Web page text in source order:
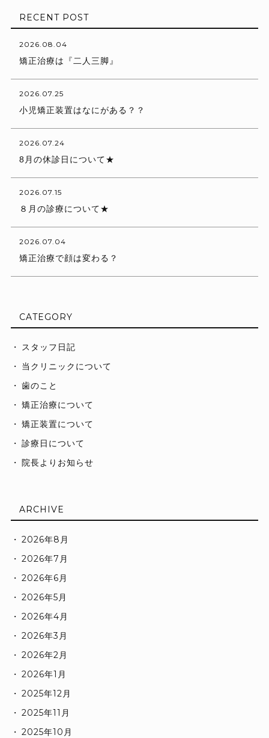
RECENT POST
2026.08.04
矯正治療は『二人三脚』
2026.07.25
小児矯正装置はなにがある？？
2026.07.24
8月の休診日について★
2026.07.15
８月の診療について★
2026.07.04
矯正治療で顔は変わる？
CATEGORY
スタッフ日記
当クリニックについて
歯のこと
矯正治療について
矯正装置について
診療日について
院長よりお知らせ
ARCHIVE
2026年8月
2026年7月
2026年6月
2026年5月
2026年4月
2026年3月
2026年2月
2026年1月
2025年12月
2025年11月
2025年10月